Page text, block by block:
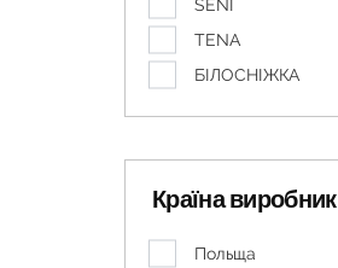
SENI
TENA
БІЛОСНІЖКА
Країна виробник
Польща